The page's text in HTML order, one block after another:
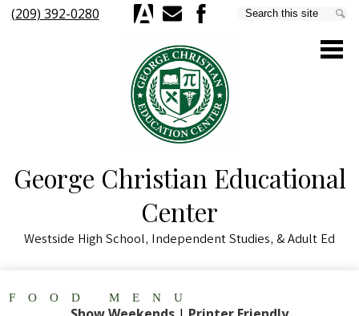
Skip
to
main
content
George Christian Educational
Center
Westside High School, Independent Studies, & Adult Ed
About Us
Parents & Students
Staff
Schools & Programs
(209) 392-0280
Mail
Search
FOOD MENU